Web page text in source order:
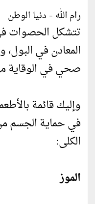
رام الله - دنيا الوطن
تتشكل الحصوات
المعادن في
صحي في الوقاية
وإليك قائمة
في حماية الجسم
الكلى:
الموز